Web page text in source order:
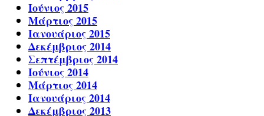
Ιούνιος 2015
Μάρτιος 2015
Ιανουάριος 2015
Δεκέμβριος 2014
Σεπτέμβριος 2014
Ιούνιος 2014
Μάρτιος 2014
Ιανουάριος 2014
Δεκέμβριος 2013